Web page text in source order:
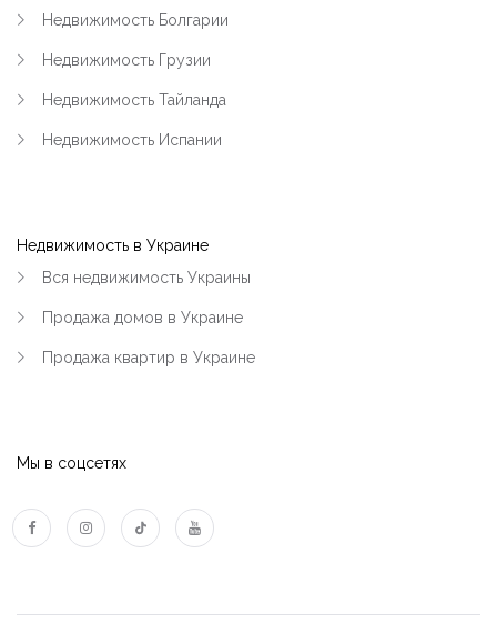
Недвижимость Болгарии
Недвижимость Грузии
Недвижимость Тайланда
Недвижимость Испании
Недвижимость в Украине
Вся недвижимость Украины
Продажа домов в Украине
Продажа квартир в Украине
Мы в соцсетях